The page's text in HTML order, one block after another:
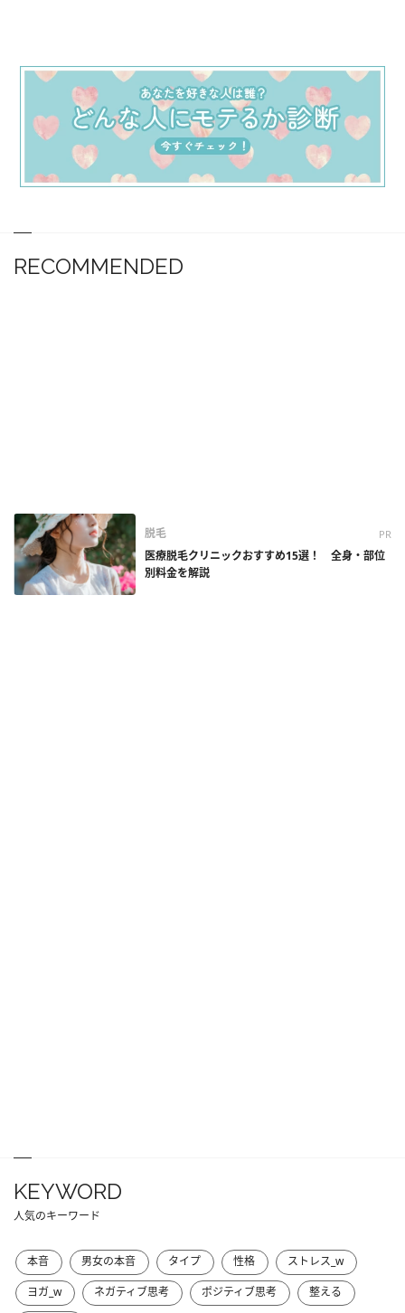
RECOMMENDED
脱毛 PR
医療脱毛クリニックおすすめ15選！ 全身・部位
別料金を解説
KEYWORD
人気のキーワード
本音 男女の本音 タイプ 性格
ストレス_w
ヨガ_w
ネガティブ思考 ポジティブ思考
整える